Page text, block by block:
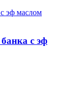
с эф